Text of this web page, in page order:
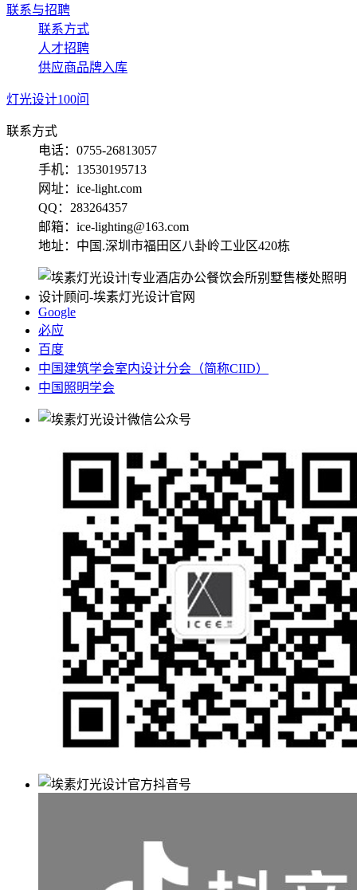
联系与招聘
联系方式
人才招聘
供应商品牌入库
灯光设计100问
联系方式
电话：0755-26813057
手机：13530195713
网址：ice-light.com
QQ：283264357
邮箱：ice-lighting@163.com
地址：中国.深圳市福田区八卦岭工业区420栋
Google
必应
百度
中国建筑学会室内设计分会（简称CIID）
中国照明学会